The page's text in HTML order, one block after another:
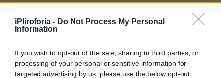
iPliroforia - Do Not Process My Personal
Information
If you wish to opt-out of the sale, sharing to third parties, or
processing of your personal or sensitive information for
targeted advertising by us, please use the below opt-out